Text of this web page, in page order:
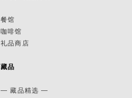
餐馆
咖啡馆
礼品商店
藏品
— 藏品精选 —